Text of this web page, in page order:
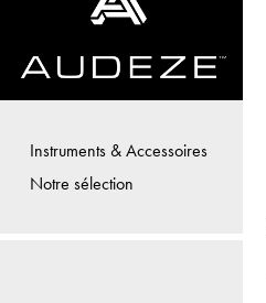
Instruments & Accessoires
Notre sélection